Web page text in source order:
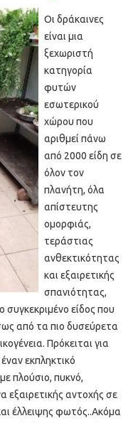
Οι δράκαινες
είναι μια
ξεχωριστή
κατηγορία
φυτών
εσωτερικού
χώρου που
αριθμεί πάνω
από 2000 είδη σε
όλον τον
πλανήτη, όλα
απίστευτης
ομορφιάς,
τεράστιας
ανθεκτικότητας
και εξαιρετικής
σπανιότητας,
συγκεκριμένο είδος που
από τα πιο δυσεύρετα
Πρόκειται για
εκπληκτικό
πλούσιο, πυκνό,
αντοχής σε
έλλειψης φωτός..Ακόμα